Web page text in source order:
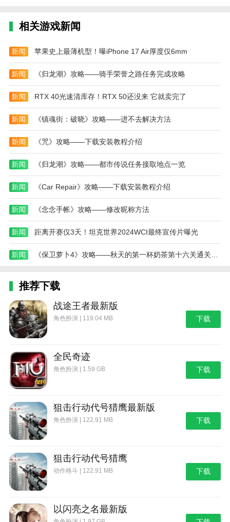
游戏中一共有四张图，分别是海岛图、沙漠图、雨
不开的共性，都是需要把握信号接收区的刷新和转移点
的选择。
1、海岛图的出生落点选择，一般是选择P城，R
城，G港，N港这类建筑物高密集的地方，这种地形最
容易进行近距离的遭遇。像这种超近距离的情况，建议
使用冲锋枪和霰弹枪这类近距离爆发最有效的枪械，并
且这类枪械刷新的概率也相对其枪械较高，不难拾取
到。
2、对于高端局，基本就是以一对多进行遭遇战，
这里有一点，就是通过冲锋枪和霰弹枪击倒对手，一般
无法实现补人的这种情况，所以，高端玩家击倒对手
后，一般不会立刻淘汰掉对手，确保对手的队友不会前
来支援，才会淘汰对手，毕竟这种密集度高的建筑物，
很容易在淘汰倒地的队友过程中，十分容易被其他对手
淘汰。
3、城区内的竞赛，小编这里推荐的一定要多选择
度是十分之快的，也就是说，在确定对手队友支援过程
中，需要保证及时上膛好子弹，不然光是换弹的一瞬
间，就会被淘汰掉。
4、到了中后期，队伍在仍存活人数超过两个人的
发生远距离的狙击战，所以一定要学会使用倍镜，哪怕
是步枪+步枪的组合，也可以调整成单点模式，进行远
距离的射击。
5、当后期进入决赛圈后，根据地势情况，选择调
整枪械搭配，如果是密集的建筑战，就可以换成中近距
离的枪械，像高倍镜的狙击枪都可以丢弃，配件上的
话，可以选择补偿器，毕竟近距离的遭遇，不需要考虑
火光和声音的情况，但是如果是在野区的话，那么小编
还是建议大家换上消音或者消焰，毕竟开枪一见到火
光，就暴露了自己位置。
，欢迎大家记住本站网址，本站是您下载安卓手游app
相关游戏新闻
新闻 苹果史上最薄机型！曝iPhone 17 Air厚度仅6mm
新闻 《归龙潮》攻略——骑手荣誉之路任务完成攻略
新闻 RTX 40光速清库存！RTX 50还没来 它就卖完了
新闻 《镇魂街：破晓》攻略——进不去解决方法
新闻 《咒》攻略——下载安装教程介绍
新闻 《归龙潮》攻略——都市传说任务接取地点一览
新闻 《Car Repair》攻略——下载安装教程介绍
新闻 《念念手帐》攻略——修改昵称方法
新闻 距离开赛仅3天！坦克世界2024WCI最终宣传片曝光
新闻 《保卫萝卜4》攻略——秋天的第一杯奶茶第十六关通关攻略
推荐下载
战途王者最新版
角色扮演 | 119.04 MB 下载
全民奇迹
角色扮演 | 1.59 GB 下载
狙击行动代号猎鹰最新版
角色扮演 | 122.91 MB 下载
狙击行动代号猎鹰
动作格斗 | 122.91 MB 下载
以闪亮之名最新版